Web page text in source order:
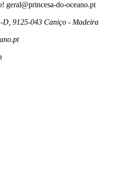
geral@princesa-do-oceano.pt
9125-043 Caniço - Madeira